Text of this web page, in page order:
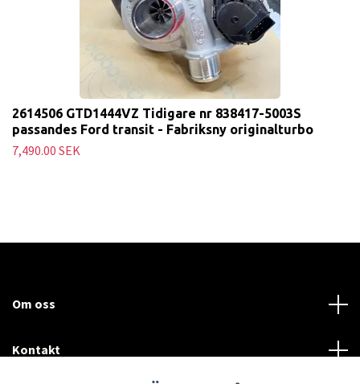
2614506 GTD1444VZ Tidigare nr 838417-5003S
passandes Ford transit - Fabriksny originalturbo
7,490.00 SEK
Om oss
Kontakt